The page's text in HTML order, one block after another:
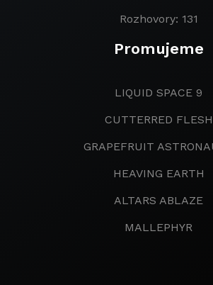
Rozhovory: 131
Promujeme
LIQUID SPACE 9
CUTTERRED FLESH
GRAPEFRUIT
HEAVING EARTH
ALTARS ABLAZE
MALLEPHYR